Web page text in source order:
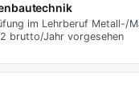
im Lehrberuf
brutto/Jahr vorgesehen